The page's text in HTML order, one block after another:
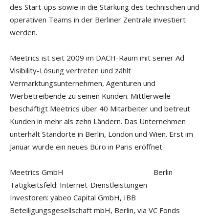
des Start-ups sowie in die Stärkung des technischen und
operativen Teams in der Berliner Zentrale investiert
werden.
Meetrics ist seit 2009 im DACH-Raum mit seiner Ad
Visibility-Lösung vertreten und zählt
Vermarktungsunternehmen, Agenturen und
Werbetreibende zu seinen Kunden. Mittlerweile
beschäftigt Meetrics über 40 Mitarbeiter und betreut
Kunden in mehr als zehn Ländern. Das Unternehmen
unterhält Standorte in Berlin, London und Wien. Erst im
Januar wurde ein neues Büro in Paris eröffnet.
Meetrics GmbH Berlin
Tätigkeitsfeld: Internet-Dienstleistungen
Investoren: yabeo Capital GmbH, IBB
Beteiligungsgesellschaft mbH, Berlin, via VC Fonds